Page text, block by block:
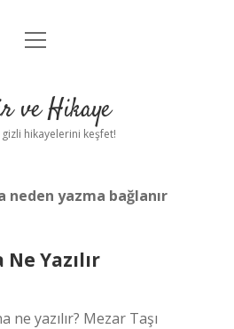
Anasayfa
Yasal Uyarı
menüyü
ve Hikaye
hikayelerini keşfet!
neden yazma bağlanır
Yazılır
ne yazılır? Mezar Taşı